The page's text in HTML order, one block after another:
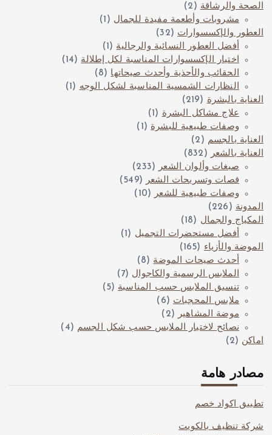
الصحة والرشاقة (2)
مشروبات وأطعمة مفيدة للجمال (1)
العطور والإكسسوارات (32)
أفضل العطور النسائية والرجالية (1)
اختيار الإكسسوارات المناسبة لكل إطلالة (14)
الحقائب والأحذية وأحدث صيحاتها (8)
النظارات الشمسية المناسبة لشكل الوجه (1)
العناية بالبشرة (219)
علاج مشاكل البشرة (1)
وصفات طبيعية للبشرة (1)
العناية بالجسم (2)
العناية بالشعر
(832)
صبغات وألوان الشعر
(233)
قصات وتسريحات الشعر
(549)
وصفات طبيعية للشعر
(10)
المدونة (226)
المكياج والجمال (18)
أفضل مستحضرات التجميل (1)
الموضة والأزياء (165)
أحدث صيحات الموضة (8)
الملابس الرسمية والكاجوال (7)
تنسيق الملابس حسب المناسبة (5)
ملابس المحجبات (6)
موضة المشاهير
(2)
نصائح لاختيار الملابس حسب شكل الجسم (4)
اماكن (2)
مصادر هامة
تطبيق اكواد خصم
شركة تنظيف بالكويت